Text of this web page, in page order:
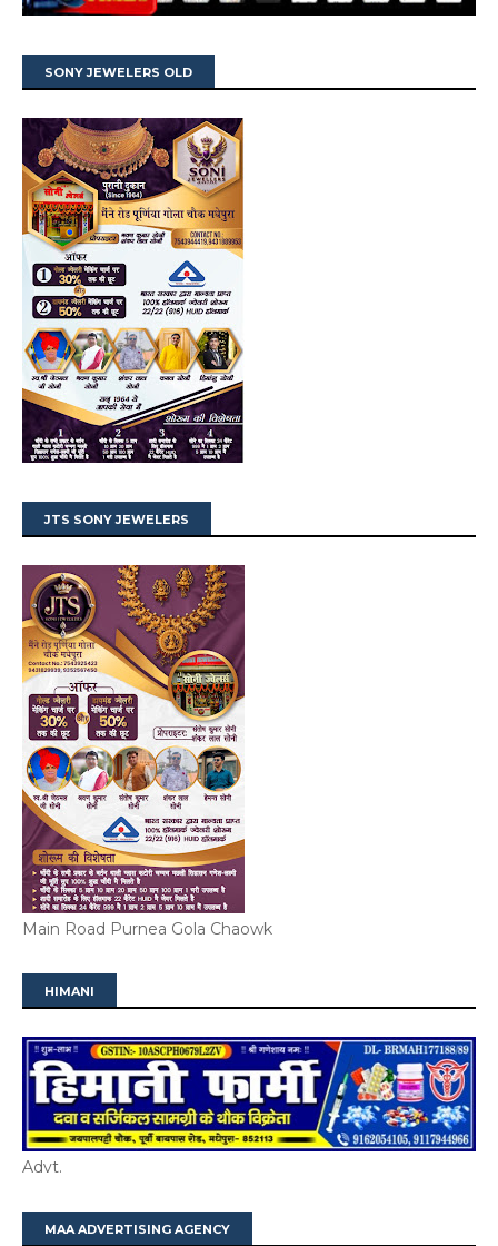
SONY JEWELERS OLD
JTS SONY JEWELERS
Main Road Purnea Gola Chaowk
HIMANI
Advt.
MAA ADVERTISING AGENCY